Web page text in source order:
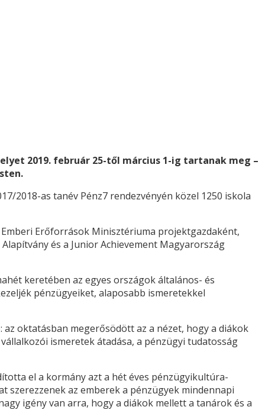
2019. február 25-től március 1-ig tartanak meg –
2018-as tanév Pénz7 rendezvényén közel 1250 iskola
Erőforrások Minisztériuma projektgazdaként,
és a Junior Achievement Magyarország
keretében az egyes országok általános- és
pénzügyeiket, alaposabb ismeretekkel
oktatásban megerősödött az a nézet, hogy a diákok
ismeretek átadása, a pénzügyi tudatosság
el a kormány azt a hét éves pénzügyikultúra-
szerezzenek az emberek a pénzügyek mindennapi
igény van arra, hogy a diákok mellett a tanárok és a